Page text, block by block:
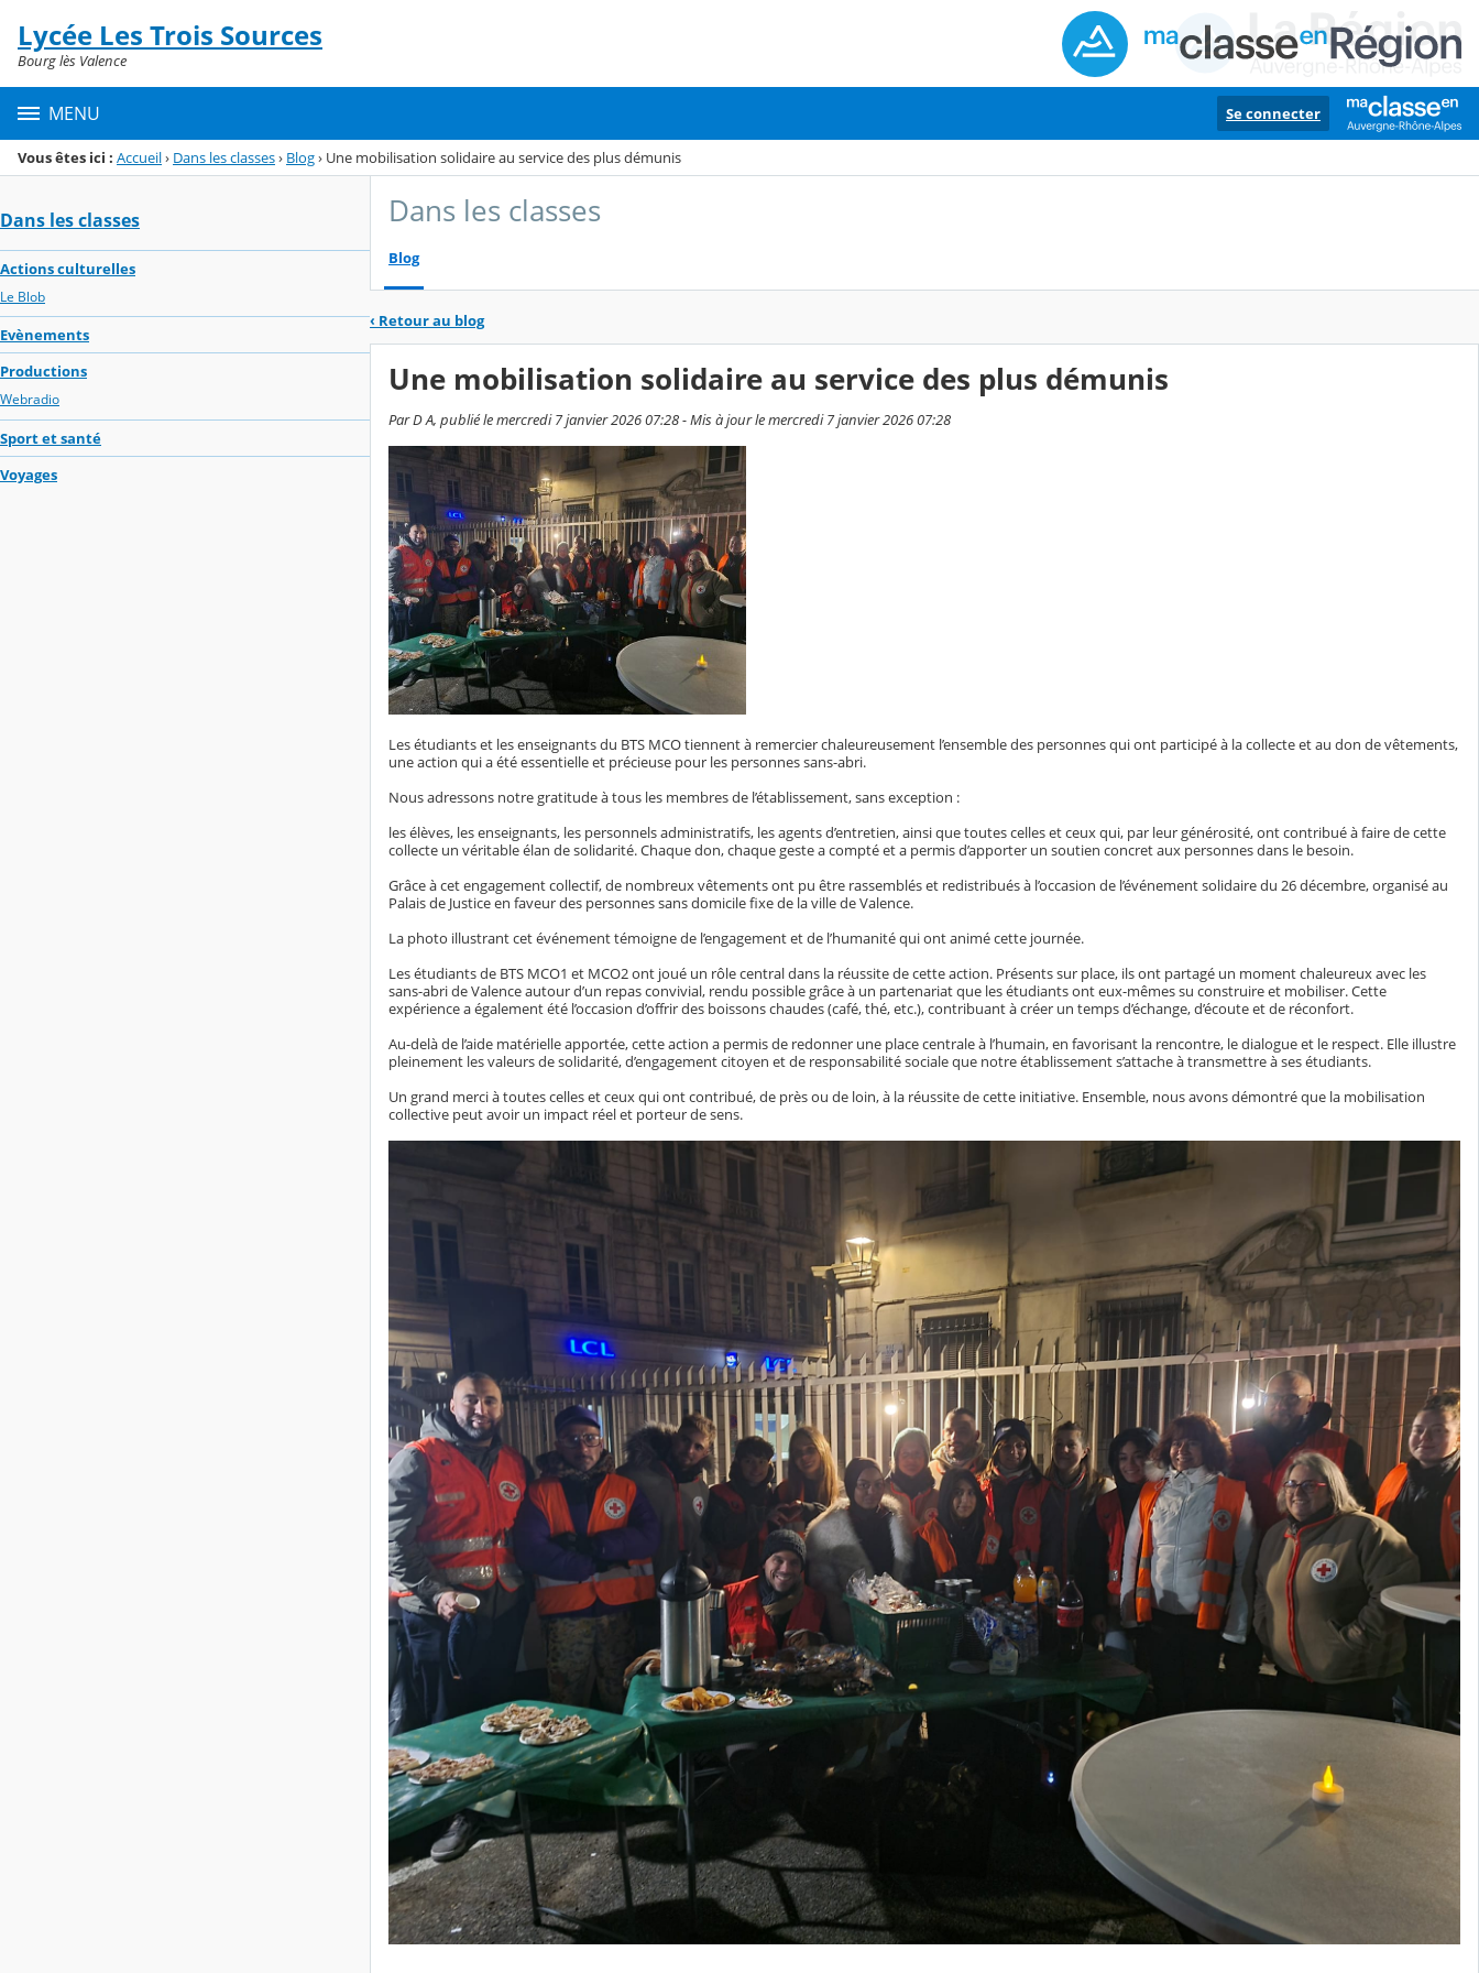
Menu de la rubrique
Contenu
Lycée Les Trois Sources
Bourg lès Valence
MENU Se connecter
Vous êtes ici : Accueil› Dans les classes› Blog› Une mobilisation solidaire au service des plus démunis
Dans les classes
Actions culturelles
Le Blob
Evènements
Productions
Webradio
Sport et santé
Voyages
Dans les classes
Blog
‹ Retour au blog
Une mobilisation solidaire au service des plus démunis
Par D A, publié le mercredi 7 janvier 2026 07:28 - Mis à jour le mercredi 7 janvier 2026 07:28
Les étudiants et les enseignants du BTS MCO tiennent à remercier chaleureusement l’ensemble des personnes qui ont participé à la collecte et au don de vêtements,
une action qui a été essentielle et précieuse pour les personnes sans-abri.
Nous adressons notre gratitude à tous les membres de l’établissement, sans exception :
les élèves, les enseignants, les personnels administratifs, les agents d’entretien, ainsi que toutes celles et ceux qui, par leur générosité, ont contribué à faire de cette
collecte un véritable élan de solidarité. Chaque don, chaque geste a compté et a permis d’apporter un soutien concret aux personnes dans le besoin.
Grâce à cet engagement collectif, de nombreux vêtements ont pu être rassemblés et redistribués à l’occasion de l’événement solidaire du 26 décembre, organisé au
Palais de Justice en faveur des personnes sans domicile fixe de la ville de Valence.
La photo illustrant cet événement témoigne de l’engagement et de l’humanité qui ont animé cette journée.
Les étudiants de BTS MCO1 et MCO2 ont joué un rôle central dans la réussite de cette action. Présents sur place, ils ont partagé un moment chaleureux avec les
sans-abri de Valence autour d’un repas convivial, rendu possible grâce à un partenariat que les étudiants ont eux-mêmes su construire et mobiliser. Cette
expérience a également été l’occasion d’offrir des boissons chaudes (café, thé, etc.), contribuant à créer un temps d’échange, d’écoute et de réconfort.
Au-delà de l’aide matérielle apportée, cette action a permis de redonner une place centrale à l’humain, en favorisant la rencontre, le dialogue et le respect. Elle illustre
pleinement les valeurs de solidarité, d’engagement citoyen et de responsabilité sociale que notre établissement s’attache à transmettre à ses étudiants.
Un grand merci à toutes celles et ceux qui ont contribué, de près ou de loin, à la réussite de cette initiative. Ensemble, nous avons démontré que la mobilisation
collective peut avoir un impact réel et porteur de sens.